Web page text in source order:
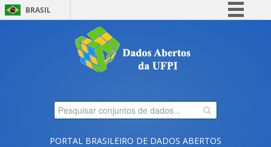
BRASIL
Comunica BR
Participe
Legislação
PORTAL BRASILEIRO DE DADOS ABERTOS